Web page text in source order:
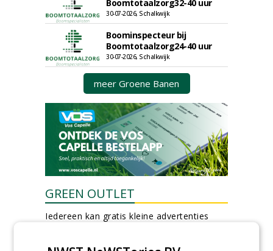
Boomtotaalzorg32-40 uur
30-07-2026, Schalkwijk
Boominspecteur bij
Boomtotaalzorg24-40 uur
30-07-2026, Schalkwijk
meer Groene Banen
GREEN OUTLET
Iedereen kan gratis kleine advertenties
Plaats een gratis advertentie